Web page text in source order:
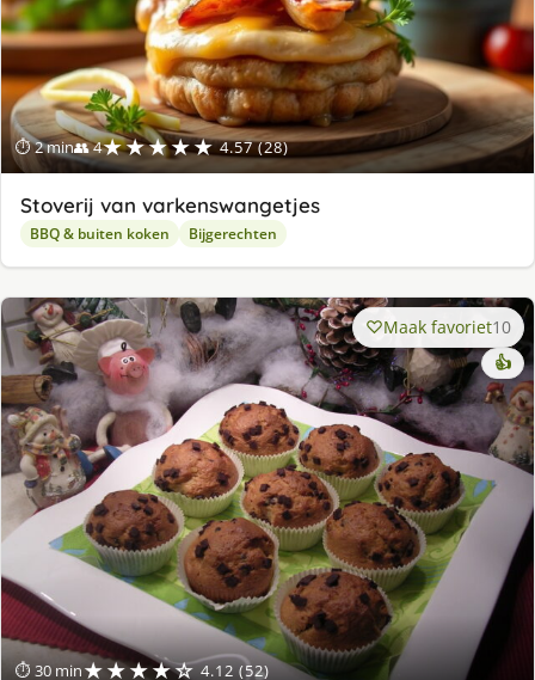
⏱ 2 min👥 4★★★★★ 4.57 (28)
Stoverij van varkenswangetjes
BBQ & buiten koken Bijgerechten
⏱ 30 min★★★★☆ 4.12 (52)
Maak favoriet10
👍